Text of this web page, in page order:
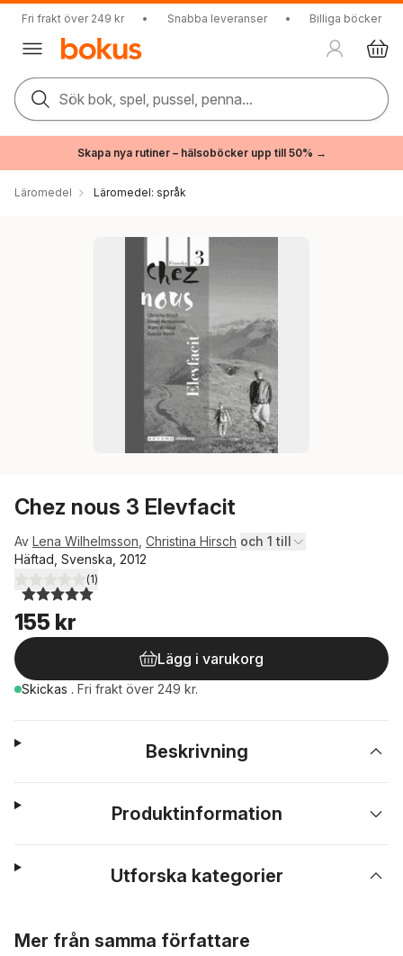
Fri frakt över 249 kr • Snabba leveranser • Billiga böcker
Sök bok, spel, pussel, penna...
Skapa nya rutiner – hälsoböcker upp till 50% →
Läromedel Läromedel: språk
Chez nous 3 Elevfacit
Av Lena Wilhelmsson Christina Hirsch och 1 till
Häftad, Svenska, 2012
5,0utav 5 stjärnor. Totalt antal röster:
(1)
155 kr
Lägg i varukorg
Skickas . Fri frakt över 249 kr.
Beskrivning
Produktinformation
Utforska kategorier
Mer från samma författare